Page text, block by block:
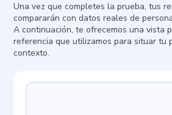
Una vez que completes la prueba, tus
compararán con datos reales de
A continuación, te ofrecemos una vista
referencia que utilizamos para situar tu
contexto.